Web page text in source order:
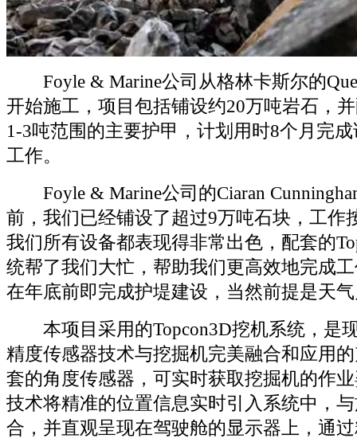
Foyle & Marine公司从格林卡斯尔的
开始施工，项目包括铺设约20万吨岩石，
1-3吨范围的主要护甲，计划用时8个月完
工作。
Foyle & Marine公司的Ciaran
前，我们已经铺设了超过9万吨石块，工作
我们所有设备都表现得非常出色，配套的
统帮了我们大忙，帮助我们更高效地完成
在年底前即完成护堤建设，当然前提是天
本项目采用的Topcon3D挖机系统，是
精度传感器技术与挖掘机完美融合和应用
套的角度传感器，可实时获取挖掘机的作
技术将精准的位置信息实时引入系统中，
合，并直观呈现在驾驶舱的显示器上，通